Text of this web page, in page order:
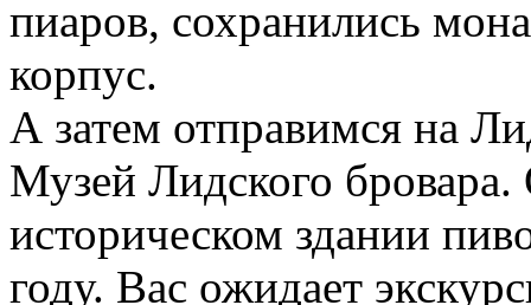
пиаров, сохранились
корпус.
А затем отправимся на
Музей Лидского бровара.
историческом здании
году. Вас ожидает